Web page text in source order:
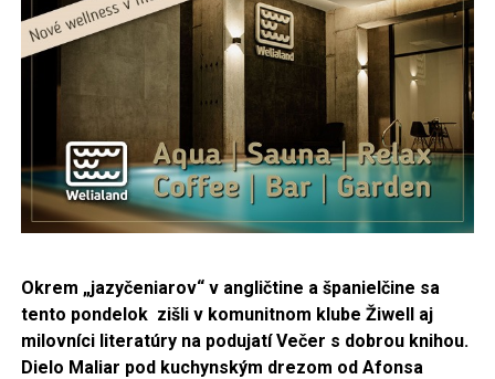
Okrem „jazyčeniarov“ v angličtine a španielčine sa
tento pondelok zišli v komunitnom klube Žiwell aj
milovníci literatúry na podujatí Večer s dobrou knihou.
Dielo Maliar pod kuchynským drezom od Afonsa